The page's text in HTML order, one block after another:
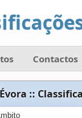
Contactos
Évora ::